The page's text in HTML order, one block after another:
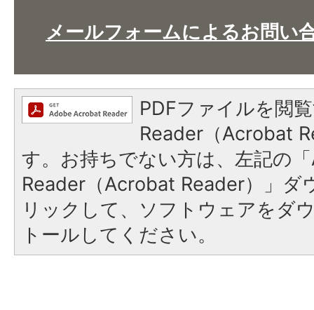
メールフォームによるお問い
PDFファイルを閲
Reader（Acrobat
す。お持ちでない方は、左記の
Reader（Acrobat Reader）」ダ
リックして、ソフトウェアをダ
トールしてください。